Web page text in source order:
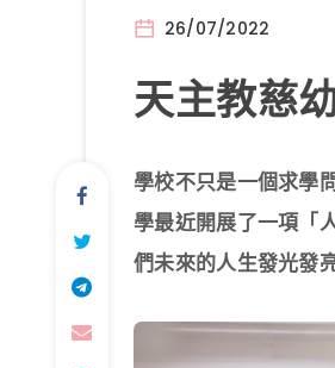
26/07/2022
天主教慈
學校不只是一個求學
學最近開展了一項「
們未來的人生發光發